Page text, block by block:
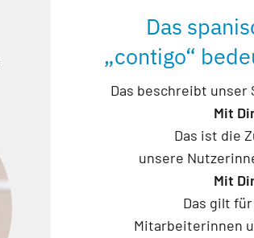
Das
„contigo“
Das beschreibt
Mit
Das ist die
unsere
Mit
Das gilt
Mitarbeiterinnen